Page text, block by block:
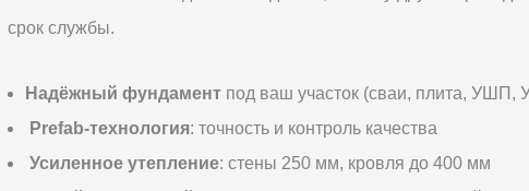
срок службы.
Надёжный фундамент под ваш участок (сваи, плита, УШП,
Prefab-технология: точность и контроль качества
Усиленное утепление: стены 250 мм, кровля до 400 мм